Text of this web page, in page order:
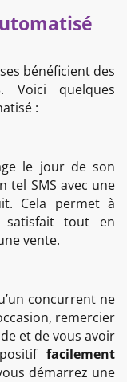
bénéficient des
. Voici quelques
:
le jour de son
tel SMS avec une
Cela permet à
tout en
vente.
concurrent ne
remercier
et de vous avoir
facilement
démarrez une